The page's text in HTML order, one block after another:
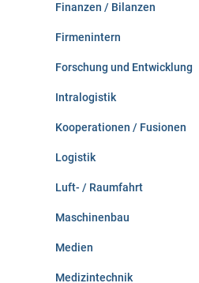
Finanzen / Bilanzen
Firmenintern
Forschung und Entwicklung
Intralogistik
Kooperationen / Fusionen
Logistik
Luft- / Raumfahrt
Maschinenbau
Medien
Medizintechnik